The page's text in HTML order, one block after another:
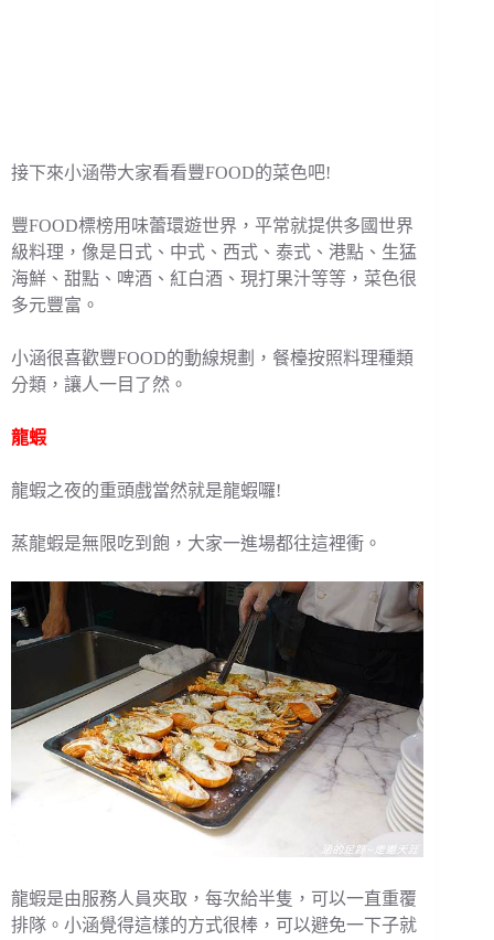
接下來小涵帶大家看看豐FOOD的菜色吧!
豐FOOD標榜用味蕾環遊世界，平常就提供多國世界
級料理，像是日式、中式、西式、泰式、港點、生猛
海鮮、甜點、啤酒、紅白酒、現打果汁等等，菜色很
多元豐富。
小涵很喜歡豐FOOD的動線規劃，餐檯按照料理種類
分類，讓人一目了然。
龍蝦
龍蝦之夜的重頭戲當然就是龍蝦囉!
蒸龍蝦是無限吃到飽，大家一進場都往這裡衝。
龍蝦是由服務人員夾取，每次給半隻，可以一直重覆
排隊。小涵覺得這樣的方式很棒，可以避免一下子就